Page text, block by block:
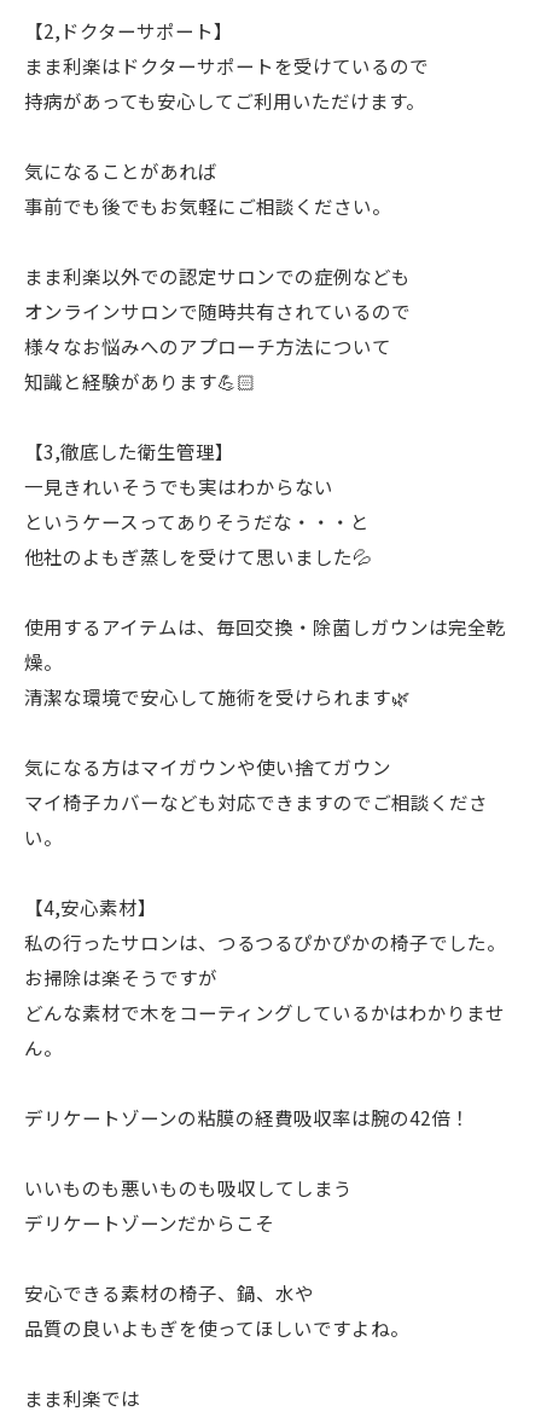
【2,ドクターサポート】
まま利楽はドクターサポートを受けているので
持病があっても安心してご利用いただけます。
気になることがあれば
事前でも後でもお気軽にご相談ください。
まま利楽以外での認定サロンでの症例なども
オンラインサロンで随時共有されているので
様々なお悩みへのアプローチ方法について
知識と経験があります💪🏻
【3,徹底した衛生管理】
一見きれいそうでも実はわからない
というケースってありそうだな・・・と
他社のよもぎ蒸しを受けて思いました💦
使用するアイテムは、毎回交換・除菌しガウンは完全乾
燥。
清潔な環境で安心して施術を受けられます🌿
気になる方はマイガウンや使い捨てガウン
マイ椅子カバーなども対応できますのでご相談くださ
い。
【4,安心素材】
私の行ったサロンは、つるつるぴかぴかの椅子でした。
お掃除は楽そうですが
どんな素材で木をコーティングしているかはわかりませ
ん。
デリケートゾーンの粘膜の経費吸収率は腕の42倍！
いいものも悪いものも吸収してしまう
デリケートゾーンだからこそ
安心できる素材の椅子、鍋、水や
品質の良いよもぎを使ってほしいですよね。
まま利楽では